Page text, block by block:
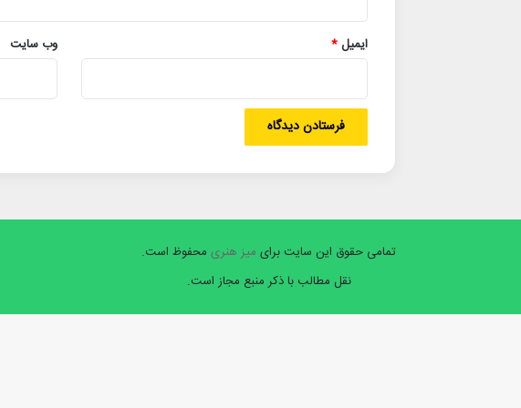
ایمیل* وب‌ سایت
تمامی حقوق این سایت برای میز هنری محفوظ است.
نقل مطالب با ذکر منبع مجاز است.